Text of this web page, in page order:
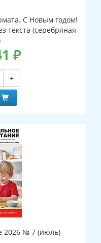
С Новым годом!
текста (серебряная
₽
+
2026 № 7 (июль)